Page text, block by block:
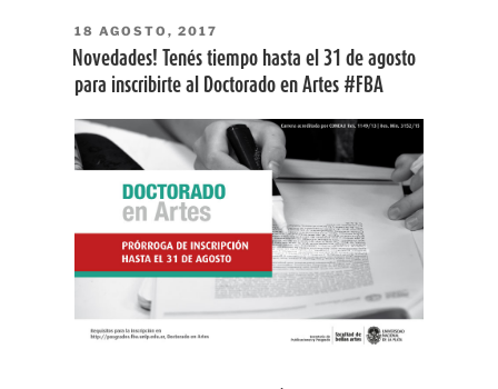
PUBLICADO
EL
18 AGOSTO, 2017
Novedades! Tenés tiempo hasta el 31 de agosto
para inscribirte al Doctorado en Artes #FBA